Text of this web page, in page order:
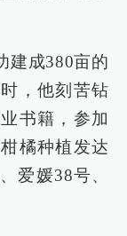
建成380亩的
，他刻苦钻
书籍，参加
橘种植发达
爱媛38号、